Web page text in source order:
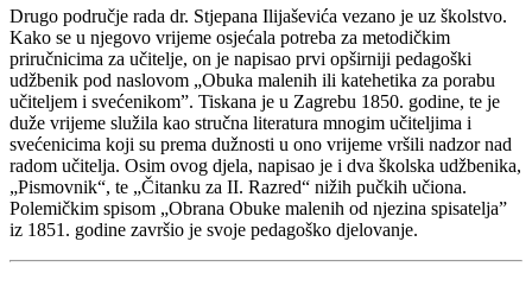
Drugo područje rada dr. Stjepana Ilijaševića vezano je uz školstvo.
Kako se u njegovo vrijeme osjećala potreba za metodičkim
priručnicima za učitelje, on je napisao prvi opširniji pedagoški
udžbenik pod naslovom „Obuka malenih ili katehetika za porabu
učiteljem i svećenikom”. Tiskana je u Zagrebu 1850. godine, te je
duže vrijeme služila kao stručna literatura mnogim učiteljima i
svećenicima koji su prema dužnosti u ono vrijeme vršili nadzor nad
radom učitelja. Osim ovog djela, napisao je i dva školska udžbenika,
„Pismovnik“, te „Čitanku za II. Razred“ nižih pučkih učiona.
Polemičkim spisom „Obrana Obuke malenih od njezina spisatelja”
iz 1851. godine završio je svoje pedagoško djelovanje.